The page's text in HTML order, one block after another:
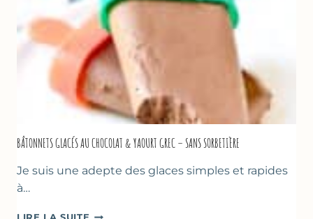
BÂTONNETS GLACÉS AU CHOCOLAT & YAOURT GREC – SANS SORBETIÈRE
Je suis une adepte des glaces simples et rapides
à…
BÂTONNETS